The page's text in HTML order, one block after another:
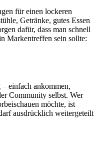
für einen lockeren
Getränke, gutes Essen
dafür, dass man schnell
Markentreffen sein sollte:
einfach ankommen,
Community selbst. Wer
möchte, ist
ausdrücklich weitergeteilt